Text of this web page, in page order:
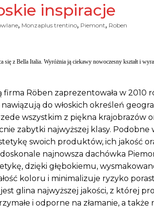
inspiracje
, Monzaplus trentino, Piemont, Roben
się z Bella Italia. Wyróżnia ją ciekawy nowoczesny kształt i
Röben zaprezentowała w 2010
do włoskich określeń
wszystkim z piękna krajobrazów
zabytki najwyższej klasy. Podobne
swoich produktów, ich jakość
najnowsza dachówka
dzięki głębokiemu,
koloru i minimalizuje ryzyko
glina najwyższej jakości, z której
i odporne na złamanie, a także